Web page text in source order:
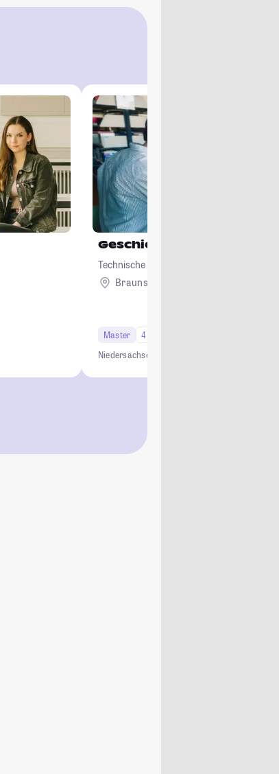
Geschichte
Technische Universität Braunschweig
Braunschweig
Master
4 Semester
Niedersachsen